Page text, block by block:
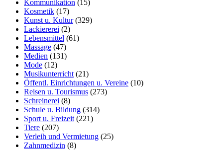
Kommunikation (15)
Kosmetik (17)
Kunst u. Kultur(329)
Lackiererei (2)
Lebensmittel (61)
Massage (47)
Medien (131)
Mode (12)
Musikunterricht (21)
Öffentl. Einrichtungen u. Vereine (10)
Reisen u. Tourismus (273)
Schreinerei (8)
Schule u. Bildung (314)
Sport u. Freizeit (221)
Tiere (207)
Verleih und Vermietung (25)
Zahnmedizin (8)